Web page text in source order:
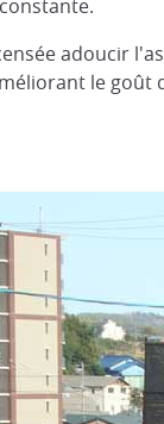
adoucir
le goût